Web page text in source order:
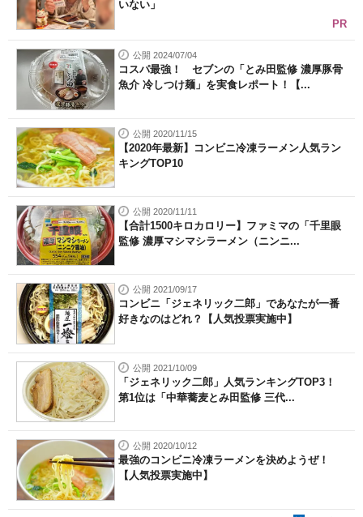
いない」
PR
公開 2024/07/04
コスパ最強！ セブンの「とみ田監修 濃厚豚骨
魚介 冷しつけ麺」を実食レポート！【...
公開 2020/11/15
【2020年最新】コンビニ冷凍ラーメン人気ラン
キングTOP10
公開 2020/11/11
【合計1500キロカロリー】ファミマの「千里眼
監修 濃厚マシマシラーメン（ニンニ...
公開 2021/09/17
コンビニ「ジェネリック二郎」であなたが一番
好きなのはどれ？【人気投票実施中】
公開 2021/10/09
「ジェネリック二郎」人気ランキングTOP3！
第1位は「中華蕎麦とみ田監修 三代...
公開 2020/10/12
最強のコンビニ冷凍ラーメンを決めようぜ！
【人気投票実施中】